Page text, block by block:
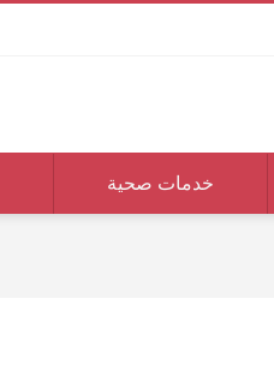
خدمات صحية